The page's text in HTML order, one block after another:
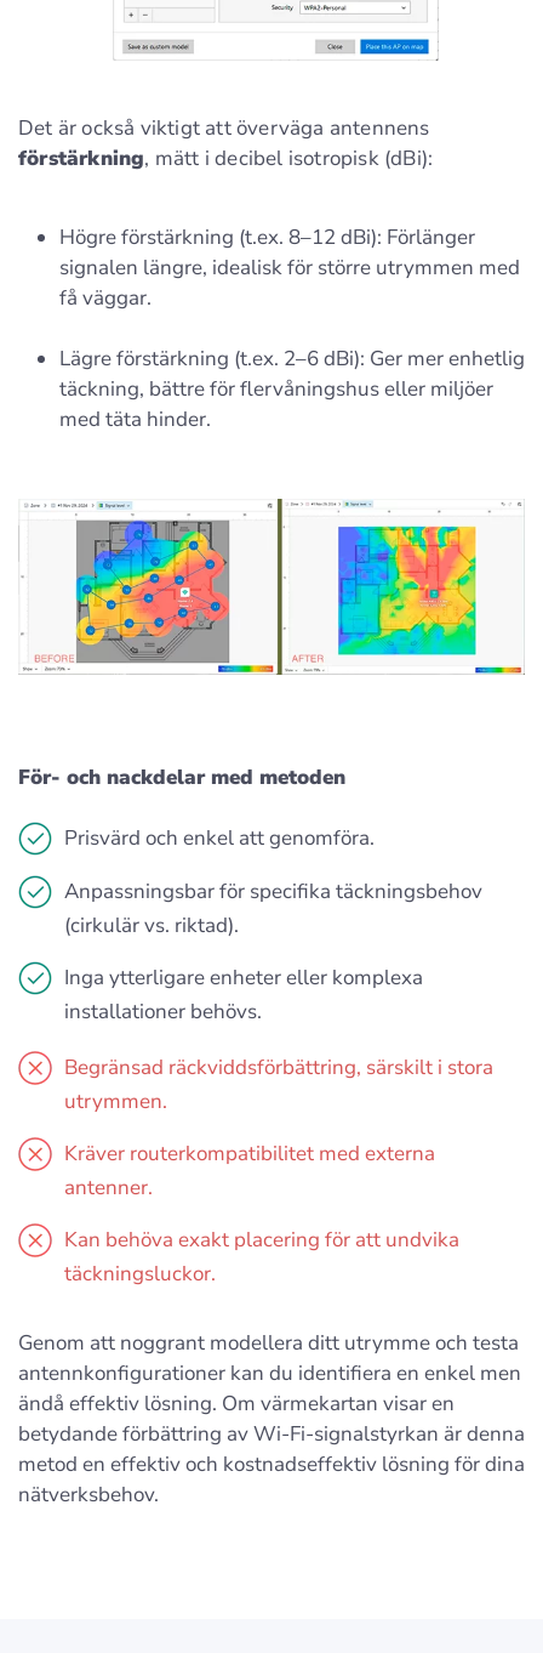
Det är också viktigt att överväga antennens
förstärkning, mätt i decibel isotropisk (dBi):
Högre förstärkning (t.ex. 8–12 dBi): Förlänger
signalen längre, idealisk för större utrymmen med
få väggar.
Lägre förstärkning (t.ex. 2–6 dBi): Ger mer enhetlig
täckning, bättre för flervåningshus eller miljöer
med täta hinder.
För- och nackdelar med metoden
Prisvärd och enkel att genomföra.
Anpassningsbar för specifika täckningsbehov
(cirkulär vs. riktad).
Inga ytterligare enheter eller komplexa
installationer behövs.
Begränsad räckviddsförbättring, särskilt i stora
utrymmen.
Kräver routerkompatibilitet med externa
antenner.
Kan behöva exakt placering för att undvika
täckningsluckor.
Genom att noggrant modellera ditt utrymme och testa
antennkonfigurationer kan du identifiera en enkel men
ändå effektiv lösning. Om värmekartan visar en
betydande förbättring av Wi-Fi-signalstyrkan är denna
metod en effektiv och kostnadseffektiv lösning för dina
nätverksbehov.